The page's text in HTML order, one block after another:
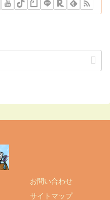
お問い合わせ
サイトマップ